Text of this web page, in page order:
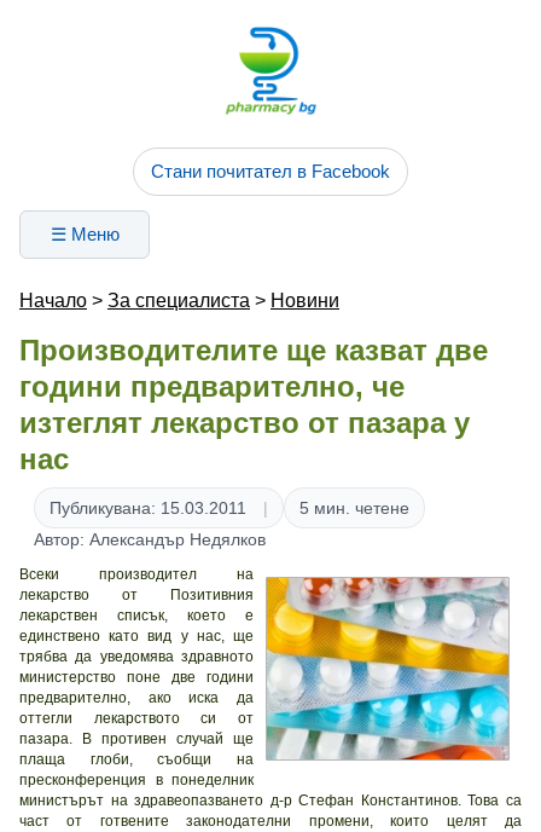
Стани почитател в Facebook
☰ Меню
Начало > За специалиста > Новини
Производителите ще казват две
години предварително, че
изтеглят лекарство от пазара у
нас
Публикувана: 15.03.2011
5 мин. четене
Автор: Александър Недялков
Всеки производител на
лекарство от Позитивния
лекарствен списък, което е
единствено като вид у нас, ще
трябва да уведомява здравното
министерство поне две години
предварително, ако иска да
оттегли лекарството си от
пазара. В противен случай ще
плаща глоби, съобщи на
пресконференция в понеделник
министърът на здравеопазването д-р Стефан Константинов. Това са
част от готвените законодателни промени, които целят да